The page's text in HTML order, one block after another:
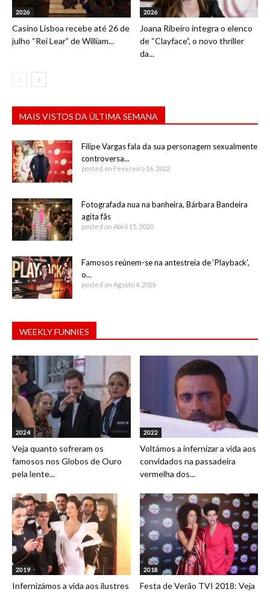
2026
Casino Lisboa recebe até 26 de
julho “Rei Lear” de William...
2026
Joana Ribeiro integra o elenco
de “Clayface”, o novo thriller
da...
MAIS VISTOS DA ÚLTIMA SEMANA
Filipe Vargas fala da sua personagem sexualmente
controversa...
posted on Fevereiro 16, 2022
Fotografada nua na banheira, Bárbara Bandeira
agita fãs
posted on Abril 15, 2020
Famosos reúnem-se na antestreia de ‘Playback’,
o...
posted on Agosto 4, 2026
WEEKLY FUNNIES
2024
Veja quanto sofreram os
famosos nos Globos de Ouro
pela lente...
2022
Voltámos a infernizar a vida aos
convidados na passadeira
vermelha dos...
2019
Infernizámos a vida aos ilustres
2018
Festa de Verão TVI 2018: Veja